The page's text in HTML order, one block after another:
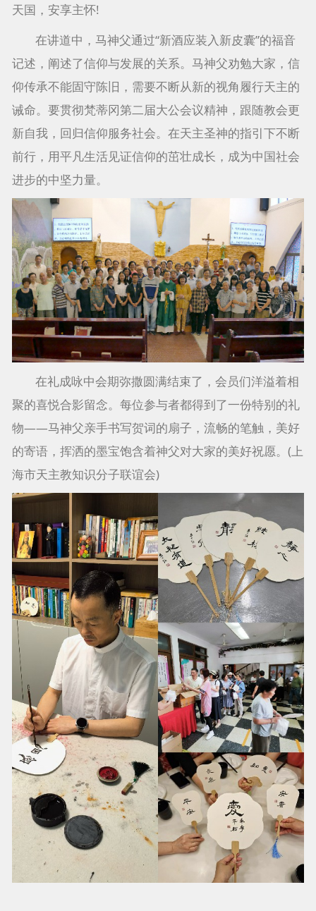
天国，安享主怀!
在讲道中，马神父通过“新酒应装入新皮囊”的福音
记述，阐述了信仰与发展的关系。马神父劝勉大家，信
仰传承不能固守陈旧，需要不断从新的视角履行天主的
诫命。要贯彻梵蒂冈第二届大公会议精神，跟随教会更
新自我，回归信仰服务社会。在天主圣神的指引下不断
前行，用平凡生活见证信仰的茁壮成长，成为中国社会
进步的中坚力量。
在礼成咏中会期弥撒圆满结束了，会员们洋溢着相
聚的喜悦合影留念。每位参与者都得到了一份特别的礼
物——马神父亲手书写贺词的扇子，流畅的笔触，美好
的寄语，挥洒的墨宝饱含着神父对大家的美好祝愿。(上
海市天主教知识分子联谊会)